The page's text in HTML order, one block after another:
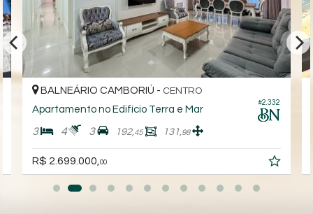
#2.332
BALNEÁRIO CAMBORIÚ - CENTRO
Apartamento no Edifício Terra e Mar
3 4 3 192,45 131,98
R$ 2.699.000, 00